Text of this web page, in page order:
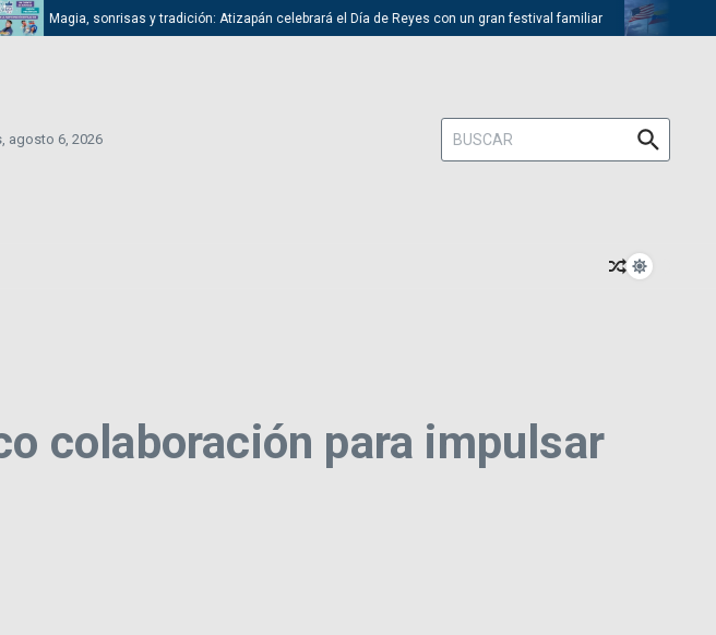
Magia, sonrisas y tradición: Atizapán celebrará el Día de Reyes con un gran festival familiar
agosto 6, 2026
Buscar:
colaboración para impulsar